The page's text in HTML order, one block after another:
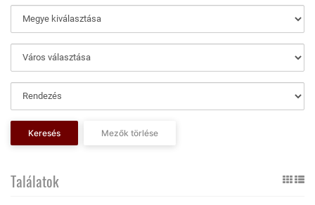
Keresés Mezők törlése
Találatok